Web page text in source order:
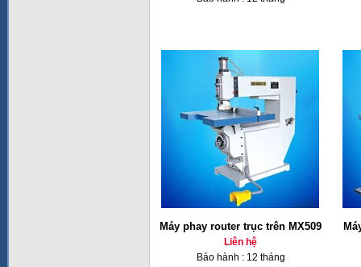
Máy phay router trục trên MX509
Liên hệ
Bảo hành : 12 tháng